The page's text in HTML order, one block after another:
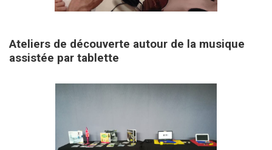
Ateliers de découverte autour de la musique
assistée par tablette